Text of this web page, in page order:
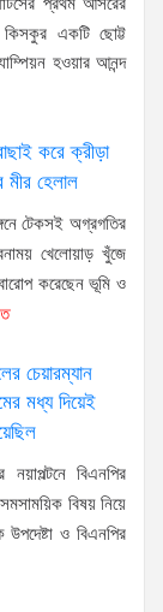
কিসকুর একটি ছোট্ট
হওয়ার আনন্দ
করে ক্রীড়া
মীর হেলাল
টেকসই অগ্রগতির
খেলোয়াড় খুঁজে
করেছেন ভূমি ও
চেয়ারম্যান
মধ্য দিয়েই
বিএনপির
সমসাময়িক বিষয় নিয়ে
ও বিএনপির